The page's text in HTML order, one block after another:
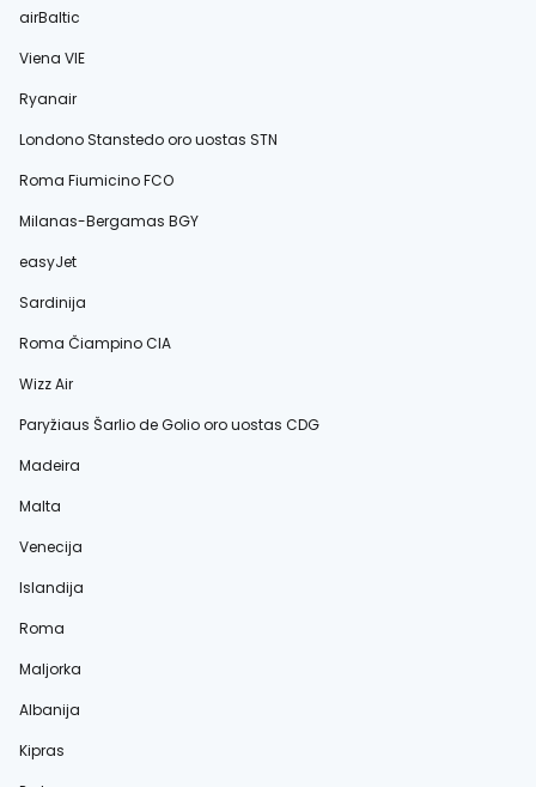
airBaltic
Viena VIE
Ryanair
Londono Stanstedo oro uostas STN
Roma Fiumicino FCO
Milanas-Bergamas BGY
easyJet
Sardinija
Roma Čiampino CIA
Wizz Air
Paryžiaus Šarlio de Golio oro uostas CDG
Madeira
Malta
Venecija
Islandija
Roma
Maljorka
Albanija
Kipras